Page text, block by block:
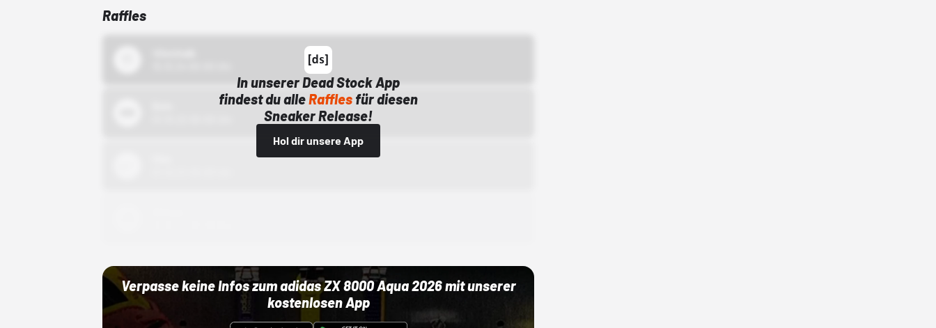
Raffles
In unserer Dead Stock App
findest du alleRaffles für diesen
Sneaker Release!
Hol dir unsere App
Verpasse keine Infos zum adidas ZX 8000 Aqua 2026 mit unserer
kostenlosen App